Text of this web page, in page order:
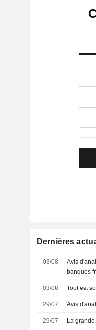
Dernières
03/08
Avis
banques
03/08 Tout est
29/07 Avis
29/07 La